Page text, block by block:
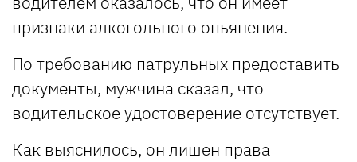
признаки алкогольного опьянения.
По требованию патрульных предоставить
документы, мужчина сказал, что
водительское удостоверение отсутствует.
Как выяснилось, он лишен права